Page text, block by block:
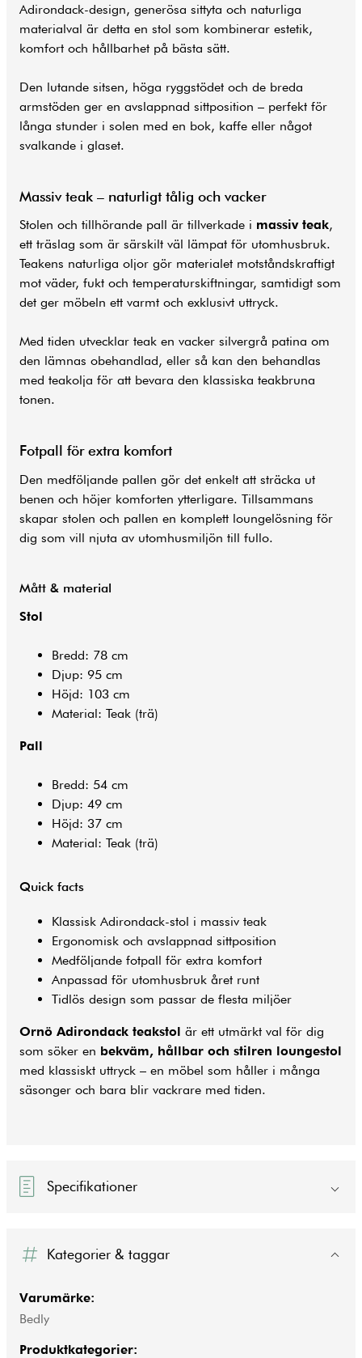
Adirondack-design, generösa sittyta och naturliga
materialval är detta en stol som kombinerar estetik,
komfort och hållbarhet på bästa sätt.
Den lutande sitsen, höga ryggstödet och de breda
armstöden ger en avslappnad sittposition – perfekt för
långa stunder i solen med en bok, kaffe eller något
svalkande i glaset.
Massiv teak – naturligt tålig och vacker
Stolen och tillhörande pall är tillverkade i massiv teak,
ett träslag som är särskilt väl lämpat för utomhusbruk.
Teakens naturliga oljor gör materialet motståndskraftigt
mot väder, fukt och temperaturskiftningar, samtidigt som
det ger möbeln ett varmt och exklusivt uttryck.
Med tiden utvecklar teak en vacker silvergrå patina om
den lämnas obehandlad, eller så kan den behandlas
med teakolja för att bevara den klassiska teakbruna
tonen.
Fotpall för extra komfort
Den medföljande pallen gör det enkelt att sträcka ut
benen och höjer komforten ytterligare. Tillsammans
skapar stolen och pallen en komplett loungelösning för
dig som vill njuta av utomhusmiljön till fullo.
Mått & material
Stol
Bredd: 78 cm
Djup: 95 cm
Höjd: 103 cm
Material: Teak (trä)
Pall
Bredd: 54 cm
Djup: 49 cm
Höjd: 37 cm
Material: Teak (trä)
Quick facts
Klassisk Adirondack-stol i massiv teak
Ergonomisk och avslappnad sittposition
Medföljande fotpall för extra komfort
Anpassad för utomhusbruk året runt
Tidlös design som passar de flesta miljöer
Ornö Adirondack teakstol är ett utmärkt val för dig
som söker en bekväm, hållbar och stilren loungestol
med klassiskt uttryck – en möbel som håller i många
säsonger och bara blir vackrare med tiden.
Specifikationer
Kategorier & taggar
Varumärke:
Bedly
Produktkategorier: